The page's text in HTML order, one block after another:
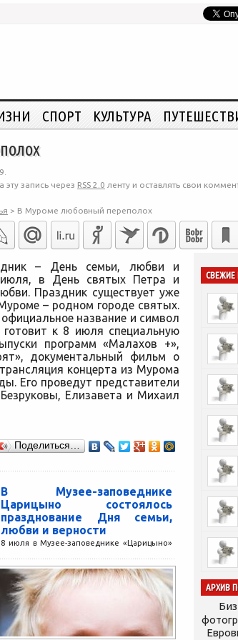
СПОРТ КУЛЬТУРА
запись через RSS 2.0 ленту и оставлять свои
> В Муроме любовный переполох
– День семьи, любви и
в День святых Петра и
Праздник существует уже
– родном городе святых.
название и символ
к 8 июля специальную
программ «Малахов +»,
документальный фильм о
концерта из Мурома
Его проведут представители
Елизавета и Михаил
Поделиться…
В Музее-заповеднике
Царицыно состоялось
празднование Дня семьи,
любви и верности
8 июля в Музее-заповеднике «Царицыно»
семьи, любви и верности. «Галерея
Михайлов» по традиции выступила
партнером...
АРХИВ